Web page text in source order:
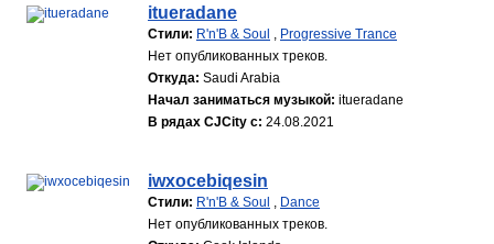
itueradane
Стили: R'n'B & Soul , Progressive Trance
Нет опубликованных треков.
Откуда: Saudi Arabia
Начал заниматься музыкой: itueradane
В рядах CJCity с: 24.08.2021
iwxocebiqesin
Стили: R'n'B & Soul , Dance
Нет опубликованных треков.